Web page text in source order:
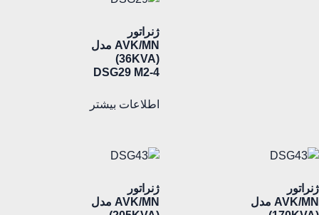
ژنراتور
AVK/MN مدل
(36KVA)
DSG29 M2-4
اطلاعات بیشتر
ژنراتور
AVK/MN مدل
ژنراتور
AVK/MN مدل